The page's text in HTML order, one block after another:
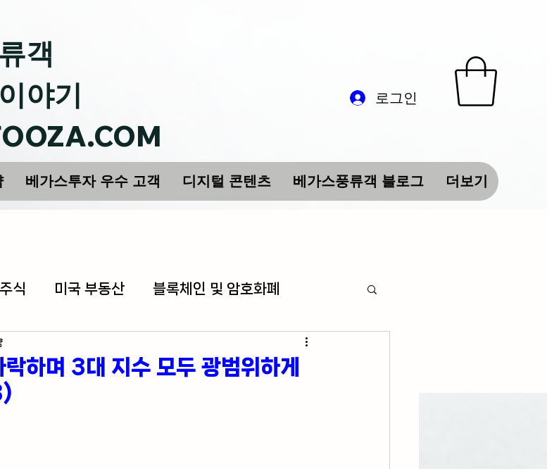
객
야기
로그인
베가스투자 우수 고객 디지털 콘텐츠 베가스풍류객 블로그 더보기
식 미국 부동산 블록체인 및 암호화폐
주식 입문 초간단 요리 레시피
하며 3대 지수 모두 광범위하게